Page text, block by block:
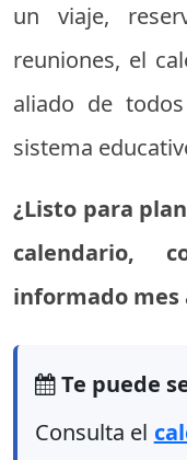
un viaje,
reuniones, el
aliado de
sistema
¿Listo para
calendario,
informado mes
Te puede
Consulta el